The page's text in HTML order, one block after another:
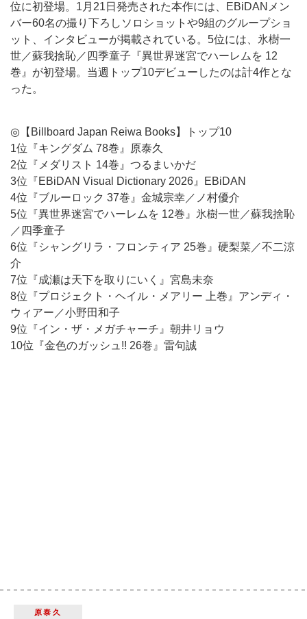
位に初登場。1月21日発売された本作には、EBiDANメン
バー60名の撮り下ろしソロショットや9組のグループショ
ット、インタビューが掲載されている。5位には、氷樹一
世／蘇我捨恥／四季童子『異世界迷宮でハーレムを 12
巻』が初登場。当週トップ10デビューしたのは計4作とな
った。
◎【Billboard Japan Reiwa Books】トップ10
1位『キングダム 78巻』原泰久
2位『メダリスト 14巻』つるまいかだ
3位『EBiDAN Visual Dictionary 2026』EBiDAN
4位『ブルーロック 37巻』金城宗幸／ノ村優介
5位『異世界迷宮でハーレムを 12巻』氷樹一世／蘇我捨恥
／四季童子
6位『シャングリラ・フロンティア 25巻』硬梨菜／不二涼
介
7位『成瀬は天下を取りにいく』宮島未奈
8位『プロジェクト・ヘイル・メアリー 上巻』アンディ・
ウィアー／小野田和子
9位『イン・ザ・メガチャーチ』朝井リョウ
10位『金色のガッシュ!! 26巻』雷句誠
原泰久